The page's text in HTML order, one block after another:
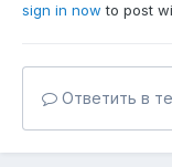
sign in now to post
Ответить в